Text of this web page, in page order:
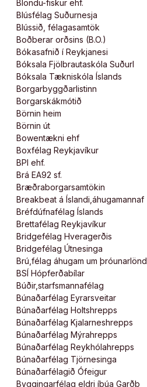
Blöndu-fiskur ehf.
Blúsfélag Suðurnesja
Blússið, félagasamtök
Boðberar orðsins (B.O.)
Bókasafnið í Reykjanesi
Bóksala Fjölbrautaskóla Suðurl
Bóksala Tækniskóla Íslands
Borgarbyggðarlistinn
Borgarskákmótið
Börnin heim
Börnin út
Bowentækni ehf
Boxfélag Reykjavíkur
BPI ehf.
Brá EA92 sf.
Bræðraborgarsamtökin
Breakbeat á Íslandi,áhugamannaf
Bréfdúfnafélag Íslands
Brettafélag Reykjavíkur
Bridgefélag Hveragerðis
Bridgefélag Útnesinga
Brú,félag áhugam um þróunarlönd
BSÍ Hópferðabílar
Búðir,starfsmannafélag
Búnaðarfélag Eyrarsveitar
Búnaðarfélag Holtshrepps
Búnaðarfélag Kjalarneshrepps
Búnaðarfélag Mýrahrepps
Búnaðarfélag Reykhólahrepps
Búnaðarfélag Tjörnesinga
Búnaðarfélagið Ófeigur
Byggingarfélag eldri íbúa Garðb